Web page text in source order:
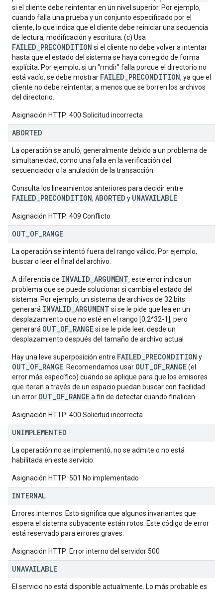
si el cliente debe reintentar en un nivel superior. Por ejemplo,
cuando falla una prueba y un conjunto especificado por el
cliente, lo que indica que el cliente debe reiniciar una secuencia
de lectura, modificación y escritura. (c) Usa
FAILED_PRECONDITION si el cliente no debe volver a intentar
hasta que el estado del sistema se haya corregido de forma
explícita. Por ejemplo, si un "rmdir" falla porque el directorio no
está vacío, se debe mostrar FAILED_PRECONDITION, ya que el
cliente no debe reintentar, a menos que se borren los archivos
del directorio.
Asignación HTTP: 400 Solicitud incorrecta
ABORTED
La operación se anuló, generalmente debido a un problema de
simultaneidad, como una falla en la verificación del
secuenciador o la anulación de la transacción.
Consulta los lineamientos anteriores para decidir entre
FAILED_PRECONDITION, ABORTED y UNAVAILABLE
Asignación HTTP: 409 Conflicto
OUT OF RANGE
La operación se intentó fuera del rango válido. Por ejemplo,
buscar o leer el final del archivo.
A diferencia de INVALID_ARGUMENT, este error indica un
problema que se puede solucionar si cambia el estado del
sistema. Por ejemplo, un sistema de archivos de 32 bits
generará INVALID_ARGUMENT si se le pide que lea en un
desplazamiento que no esté en el rango [0,2^32-1], pero
generará OUT_OF_RANGEsi se le pide leer. desde un
desplazamiento después del tamaño de archivo actual
Hay una leve superposición entre FAILED_PRECONDITION y
OUT_OF_RANGE . Recomendamos usar OUT_OF_RANGE(el
error más específico) cuando se aplique para que los emisores
que iteran a través de un espacio puedan buscar con facilidad
un error OUT_OF_RANGEa fin de detectar cuando finalicen.
Asignación HTTP: 400 Solicitud incorrecta
UNIMPLEMENTED
La operación no se implementó, no se admite o no está
habilitada en este servicio.
Asignación HTTP: 501 No implementado
INTERNAL
Errores internos. Esto significa que algunos invariantes que
espera el sistema subyacente están rotos. Este código de error
está reservado para errores graves.
Asignación HTTP: Error interno del servidor 500
UNAVAILABLE
El servicio no está disponible actualmente. Lo más probable es